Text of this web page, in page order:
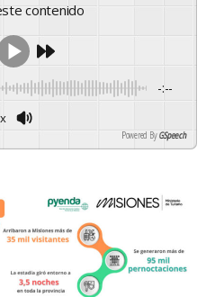
contenido
-:--
Powered By GSpeech